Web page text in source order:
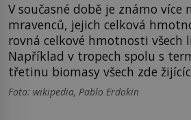
V současné době je známo více
mravenců, jejich celková
rovná celkové hmotnosti všech
Například v tropech spolu s
třetinu biomasy všech zde
Foto: wikipedia, Pablo Erdokin